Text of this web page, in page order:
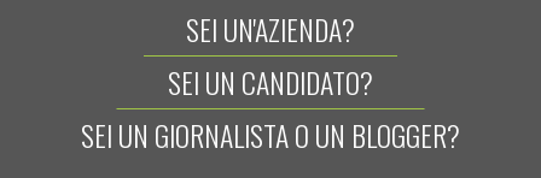
SEI UN'AZIENDA?
SEI UN CANDIDATO?
SEI UN GIORNALISTA O UN BLOGGER?